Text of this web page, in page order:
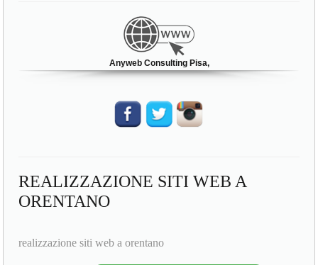
Anyweb Consulting Pisa,
REALIZZAZIONE SITI WEB A
ORENTANO
realizzazione siti web a orentano